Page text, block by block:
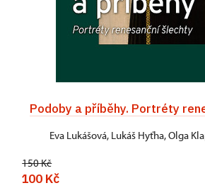
Podoby a příběhy. Portréty
Eva Lukášová, Lukáš Hyťha, Olga
150 Kč
100 Kč